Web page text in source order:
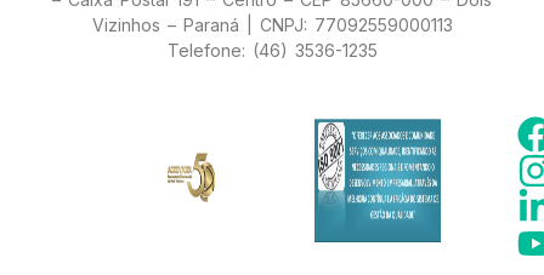
Vizinhos – Paraná | CNPJ: 77092559000113
Telefone: (46) 3536-1235